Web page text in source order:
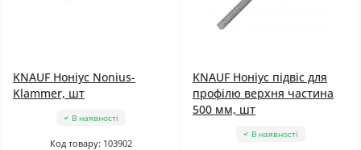
KNAUF Ноніус Nonius-
Klammer, шт
В наявності
Код товару: 103902
KNAUF Ноніус підвіс для
профілю верхня частина
500 мм, шт
В наявності